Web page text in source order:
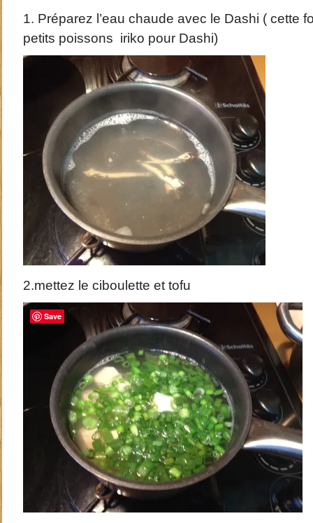
1. Préparez l’eau chaude avec le Dashi ( cette
petits poissons iriko pour Dashi)
2.mettez le ciboulette et tofu
Save